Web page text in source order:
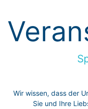
Wir wissen, dass der
Sie und Ihre